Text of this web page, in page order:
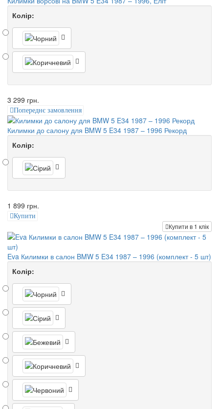
Колір:
3 299 грн.
Попереднє замовлення
Килимки до салону для BMW 5 E34 1987 – 1996 Рекорд
Колір:
1 899 грн.
Купити
Купити в 1 клік
Eva Килимки в салон BMW 5 E34 1987 – 1996 (комплект - 5 шт)
Колір: